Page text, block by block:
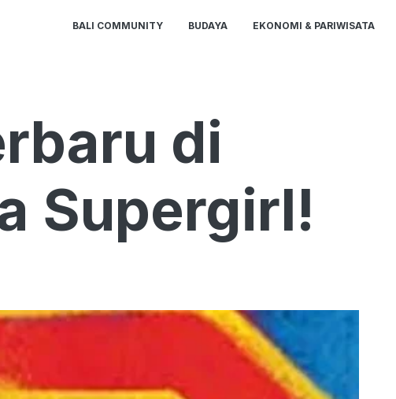
BALI COMMUNITY BUDAYA EKONOMI & PARIWISATA
di
Supergirl!